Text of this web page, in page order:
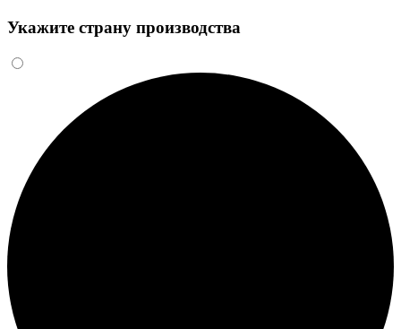
Укажите страну производства